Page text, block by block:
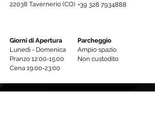
22038 Tavernerio (CO)
Giorni di Apertura
Lunedì - Domenica
Pranzo 12:00-15:00
Cena 19:00-23:00
+39 328 7934888
Parcheggio
Ampio spazio
Non custodito